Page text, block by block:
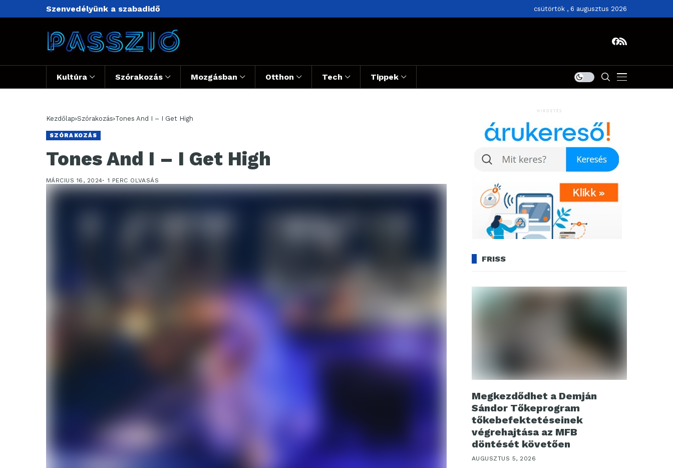
Szenvedélyünk a szabadidő csütörtök , 6 augusztus 2026
Kultúra Szórakozás Mozgásban Otthon Tech Tippek
Kezdőlap Szórakozás Tones And I – I Get High
SZÓRAKOZÁS
Tones And I – I Get High
MÁRCIUS 16, 2024 1 PERC OLVASÁS
HIRDETÉS
FRISS
Megkezdődhet a Demján
Sándor Tőkeprogram
tőkebefektetéseinek
végrehajtása az MFB
döntését követően
AUGUSZTUS 5, 2026